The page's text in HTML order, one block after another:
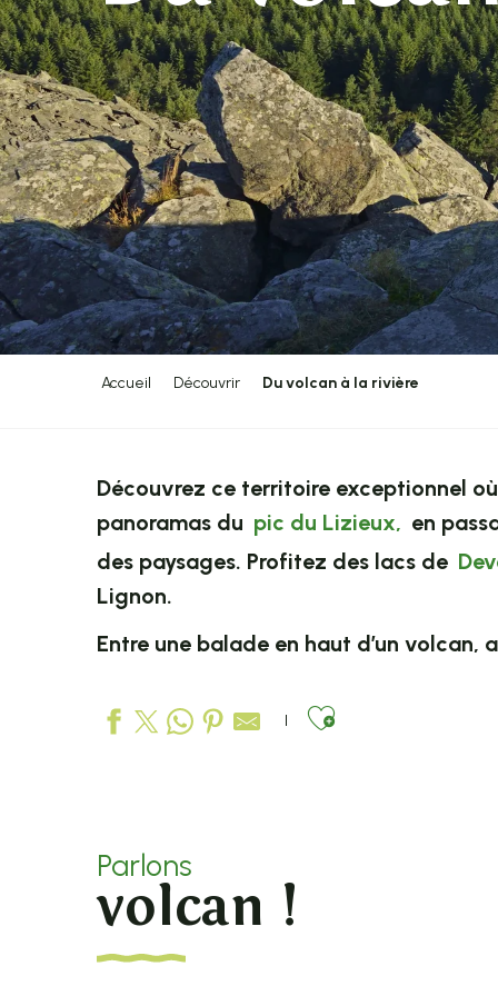
Accueil Découvrir Du volcan à la rivière
Découvrez ce territoire exceptionnel
panoramas du pic du Lizieux, en
des paysages. Profitez des lacs de
Lignon.
Entre une balade en haut d’un volcan,
Ajouter aux
Parlons
volcan !